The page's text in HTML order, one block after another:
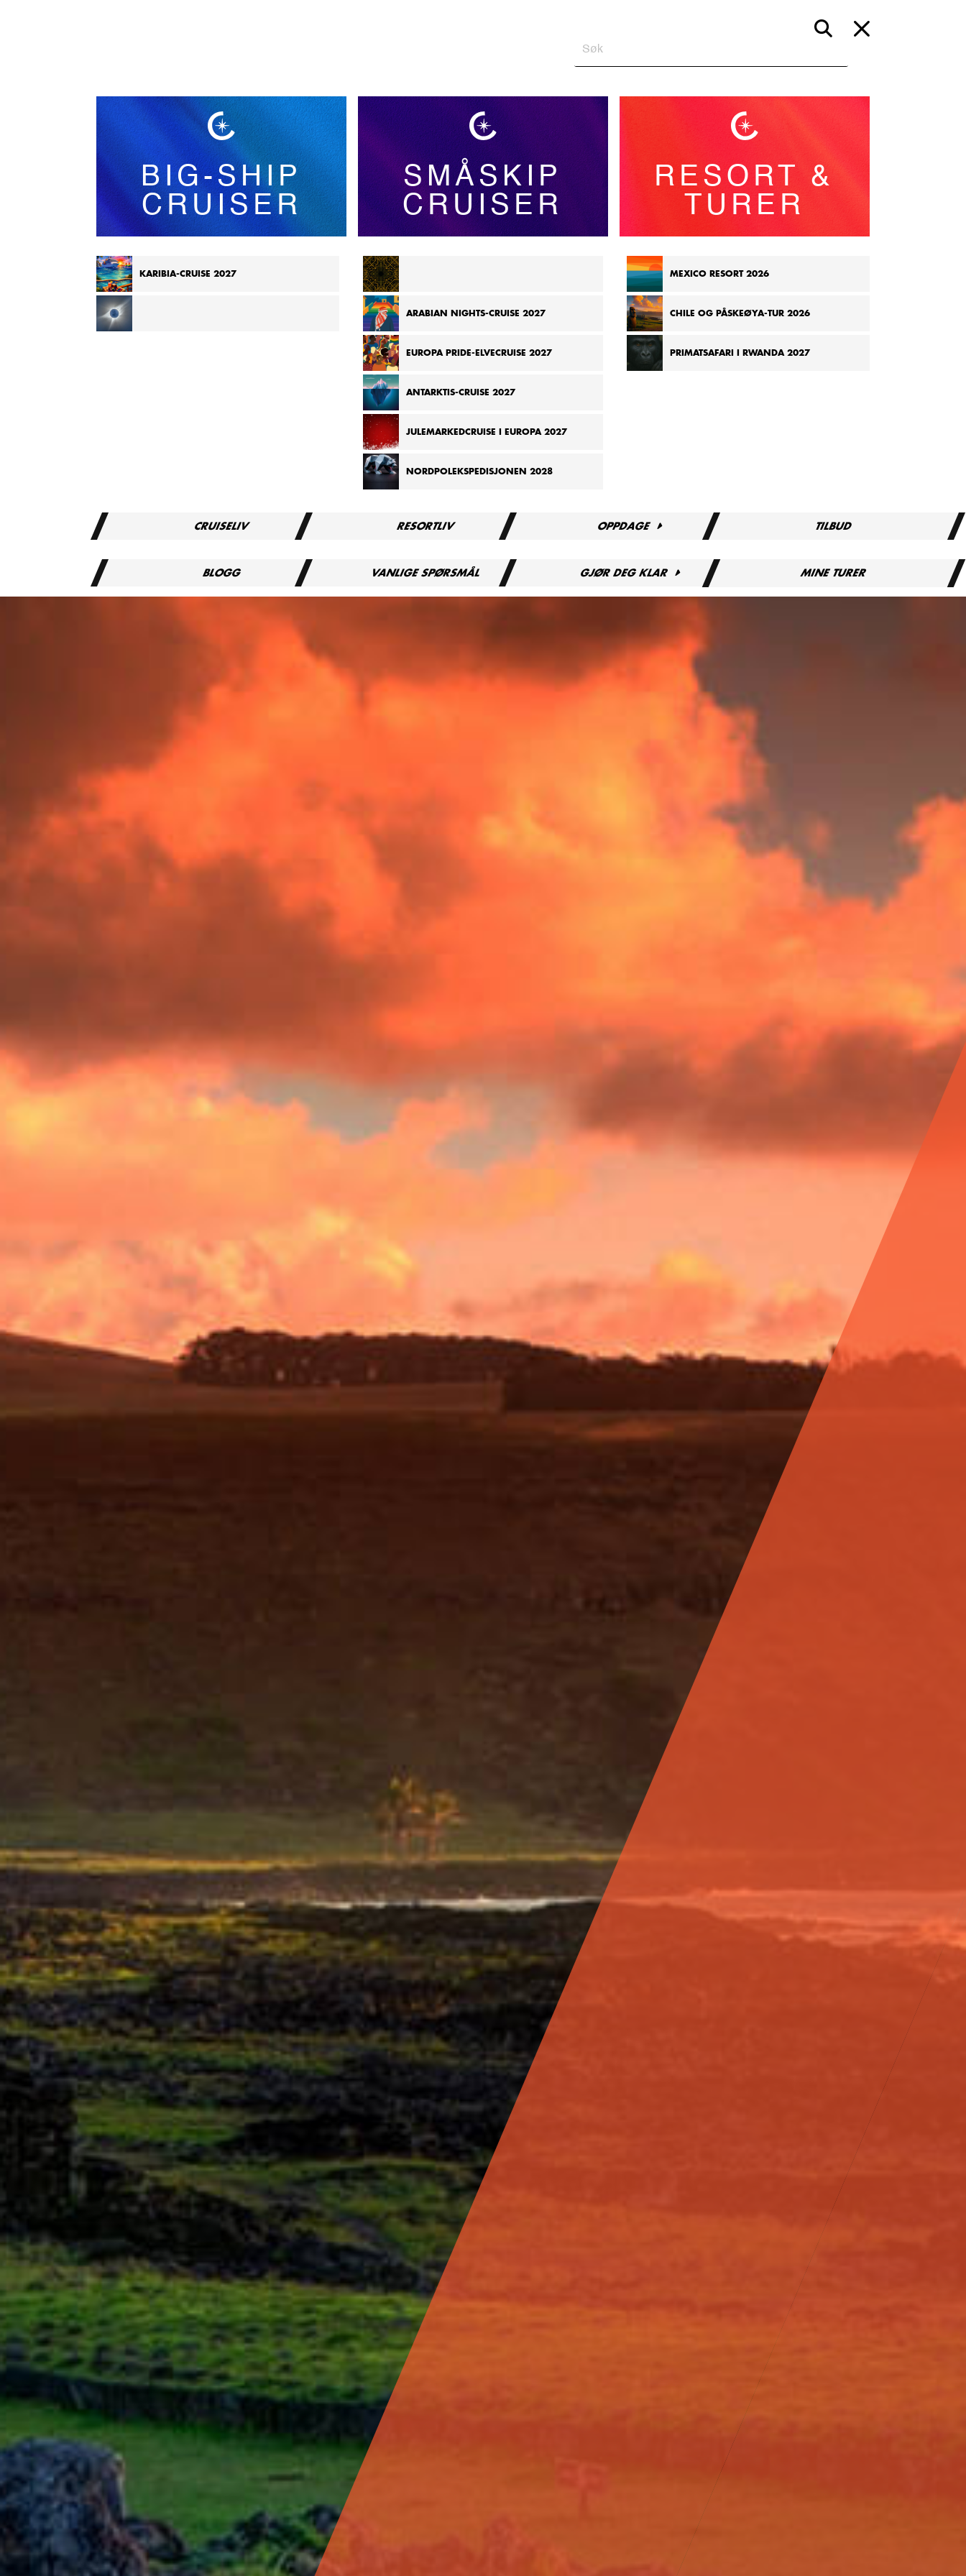
BIG-SHIP
CRUISER
SMÅSKIP
CRUISER
RESORT &
TURER
KARIBIA-CRUISE 2027
CRUISE FRA MADAGASKAR TIL SEYCHELLENE 2026
ARABIAN NIGHTS-CRUISE 2027
EUROPA PRIDE-ELVECRUISE 2027
ANTARKTIS-CRUISE 2027
JULEMARKEDCRUISE I EUROPA 2027
NORDPOLEKSPEDISJONEN 2028
MEXICO RESORT 2026
CHILE OG PÅSKEØYA-TUR 2026
PRIMATSAFARI I RWANDA 2027
CRUISELIV RESORTLIV OPPDAGE TILBUD
BLOGG VANLIGE SPØRSMÅL GJØR DEG KLAR MINE TURER